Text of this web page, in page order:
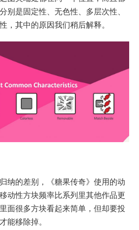
别是固定性、无色性、多层次性、
，其中的原因我们稍后解释。
纳的差别，《糖果传奇》使用的动
动性方块频率比系列里其他作品更
面很多方块看起来简单，但却要投
能移除掉。